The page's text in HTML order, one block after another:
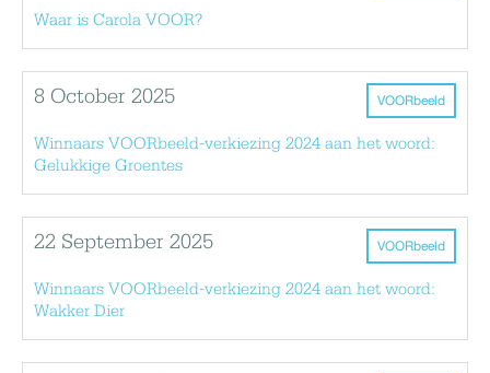
Waar is Carola VOOR?
VOORbeeld
8 October 2025
Winnaars VOORbeeld-verkiezing 2024 aan het woord:
Gelukkige Groentes
VOORbeeld
22 September 2025
Winnaars VOORbeeld-verkiezing 2024 aan het woord:
Wakker Dier